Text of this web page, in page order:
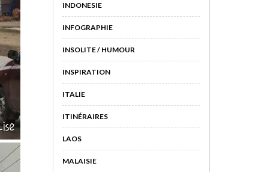
INDONESIE
INFOGRAPHIE
INSOLITE / HUMOUR
INSPIRATION
ITALIE
ITINÉRAIRES
LAOS
MALAISIE